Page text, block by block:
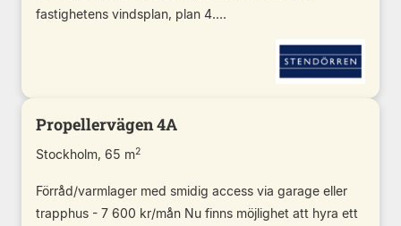
fastighetens vindsplan, plan 4....
Propellervägen 4A
Stockholm, 65 m2
Förråd/varmlager med smidig access via garage eller
trapphus - 7 600 kr/mån Nu finns möjlighet att hyra ett